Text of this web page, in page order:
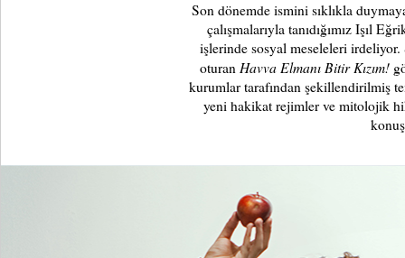
Son dönemde ismini sıklıkla
çalışmalarıyla tanıdığımız Işıl
işlerinde sosyal meseleleri
oturan Havva Elmanı Bitir Kızım!
kurumlar tarafından şekillendirilmiş
yeni hakikat rejimler ve mitolojik